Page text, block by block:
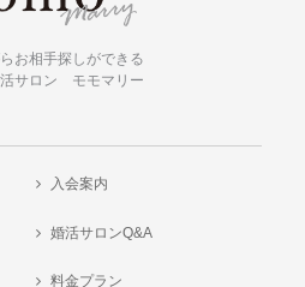
お相手探しができる
サロン モモマリー
入会案内
婚活サロンQ&A
料金プラン